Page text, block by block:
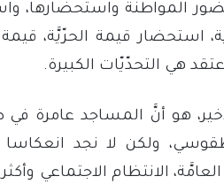
المواطنة واستحضارها،
استحضار قيمة الحرّيَّة،
هي التحدّيّات الكبيرة.
هو أنَّ المساجد عامرة
ولكن لا نجد
الانتظام الاجتماعي